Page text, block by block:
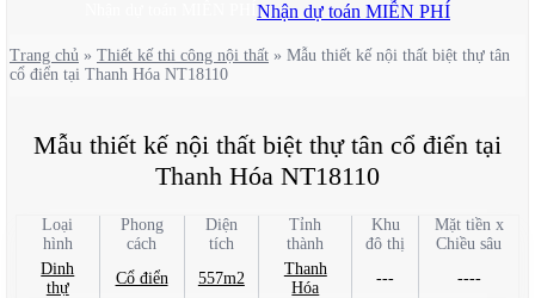
Nhận dự toán MIỄN PHÍ
Trang chủ » Thiết kế thi công nội thất » Mẫu thiết kế nội thất biệt thự tân
cổ điển tại Thanh Hóa NT18110
Mẫu thiết kế nội thất biệt thự tân cổ điển tại
Thanh Hóa NT18110
Loại
hình
Dinh
thự
Phong
cách
Cổ điển
Diện
tích
557m2
Tỉnh
thành
Thanh
Hóa
Khu
đô thị
---
Mặt tiền x
Chiều sâu
----